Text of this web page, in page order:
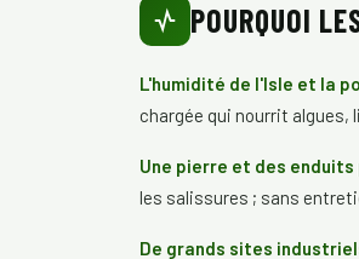
POURQUOI
L'humidité de l'Isle et la
chargée qui nourrit algues,
Une pierre et des enduits
les salissures ; sans
De grands sites